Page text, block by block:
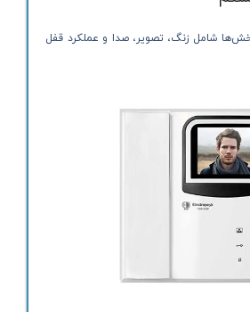
شامل زنگ، تصویر، صدا و عملکرد قفل